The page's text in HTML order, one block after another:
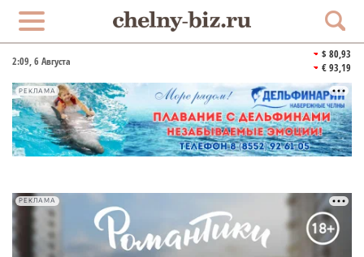
2:09, 6 Августа
$ 80,93
€ 93,19
РЕКЛАМА
РЕКЛАМА